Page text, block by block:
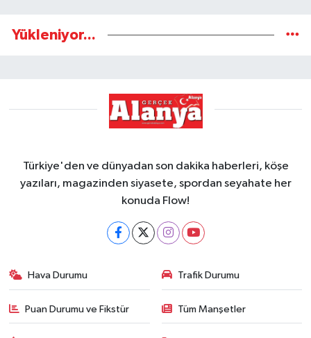
Yükleniyor...
Türkiye'den ve dünyadan son dakika haberleri, köşe
yazıları, magazinden siyasete, spordan seyahate her
konuda Flow!
Hava Durumu Trafik Durumu
Puan Durumu ve Fikstür Tüm Manşetler